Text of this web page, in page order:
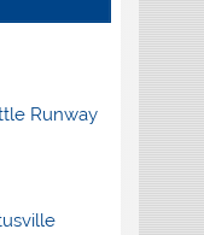
Runway